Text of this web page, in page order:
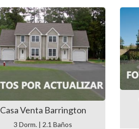
Casa Venta Barrington
3 Dorm. | 2.1 Baños